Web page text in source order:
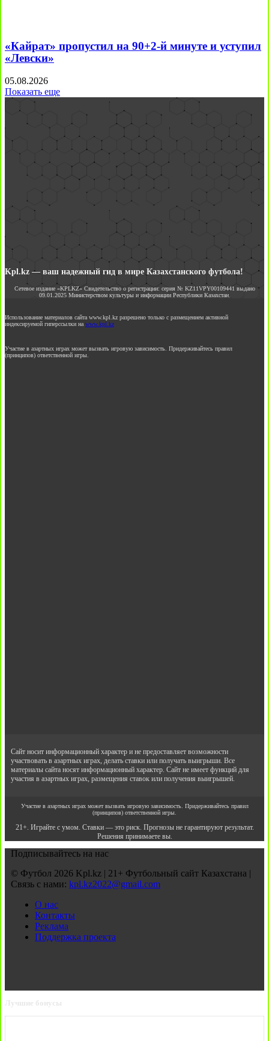
«Кайрат» пропустил на 90+2-й минуте и уступил
«Левски»
05.08.2026
Показать еще
Kpl.kz — ваш надежный гид в мире Казахстанского футбола!
Сетевое издание «KPLKZ» Свидетельство о регистрации: серия № KZ11VPY00109441 выдано
09.01.2025 Министерством культуры и информации Республики Казахстан.
Использование материалов сайта www.kpl.kz разрешено только с размещением активной
индексируемой гиперссылки на www.kpl.kz
Участие в азартных играх может вызвать игровую зависимость. Придерживайтесь правил
(принципов) ответственной игры.
Сайт носит информационный характер и не предоставляет возможности
участвовать в азартных играх, делать ставки или получать выигрыши. Все
материалы сайта носят информационный характер. Сайт не имеет функций для
участия в азартных играх, размещения ставок или получения выигрышей.
Участие в азартных играх может вызвать игровую зависимость. Придерживайтесь правил
(принципов) ответственной игры.
21+. Играйте с умом. Ставки — это риск. Прогнозы не гарантируют результат.
Решения принимаете вы.
Подписывайтесь на нас
© Футбол 2026 Kpl.kz | 21+ Футбольный сайт Казахстана |
Связь с нами: kpl.kz2022@gmail.com
О нас
Контакты
Реклама
Поддержка проекта
Лучшие бонусы